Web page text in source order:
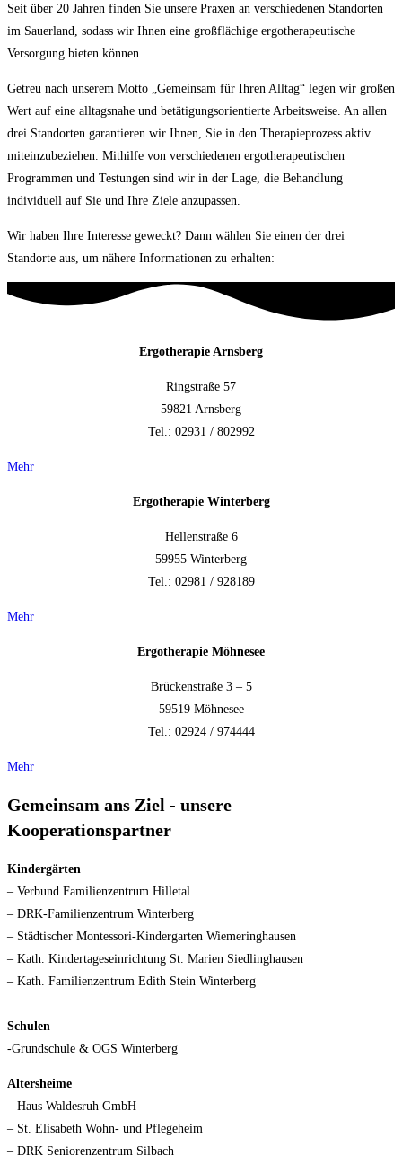
Seit über 20 Jahren finden Sie unsere Praxen an verschiedenen Standorten
im Sauerland, sodass wir Ihnen eine großflächige ergotherapeutische
Versorgung bieten können.
Getreu nach unserem Motto „Gemeinsam für Ihren Alltag“ legen wir großen
Wert auf eine alltagsnahe und betätigungsorientierte Arbeitsweise. An allen
drei Standorten garantieren wir Ihnen, Sie in den Therapieprozess aktiv
miteinzubeziehen. Mithilfe von verschiedenen ergotherapeutischen
Programmen und Testungen sind wir in der Lage, die Behandlung
individuell auf Sie und Ihre Ziele anzupassen.
Wir haben Ihre Interesse geweckt? Dann wählen Sie einen der drei
Standorte aus, um nähere Informationen zu erhalten:
Ergotherapie Arnsberg
Ringstraße 57
59821 Arnsberg
Tel.: 02931 / 802992
Mehr
Ergotherapie Winterberg
Hellenstraße 6
59955 Winterberg
Tel.: 02981 / 928189
Mehr
Ergotherapie Möhnesee
Brückenstraße 3 – 5
59519 Möhnesee
Tel.: 02924 / 974444
Mehr
Gemeinsam ans Ziel - unsere
Kooperationspartner
Kindergärten
– Verbund Familienzentrum Hilletal
– DRK-Familienzentrum Winterberg
– Städtischer Montessori-Kindergarten Wiemeringhausen
– Kath. Kindertageseinrichtung St. Marien Siedlinghausen
– Kath. Familienzentrum Edith Stein Winterberg
Schulen
-Grundschule & OGS Winterberg
Altersheime
– Haus Waldesruh GmbH
– St. Elisabeth Wohn- und Pflegeheim
– DRK Seniorenzentrum Silbach